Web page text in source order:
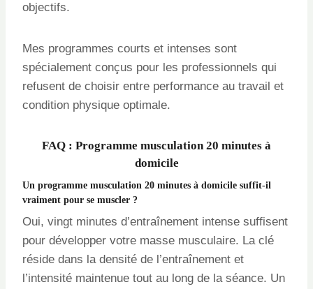
objectifs.
Mes programmes courts et intenses sont
spécialement conçus pour les professionnels qui
refusent de choisir entre performance au travail et
condition physique optimale.
FAQ : Programme musculation 20 minutes à
domicile
Un programme musculation 20 minutes à domicile suffit-il
vraiment pour se muscler ?
Oui, vingt minutes d’entraînement intense suffisent
pour développer votre masse musculaire. La clé
réside dans la densité de l’entraînement et
l’intensité maintenue tout au long de la séance. Un